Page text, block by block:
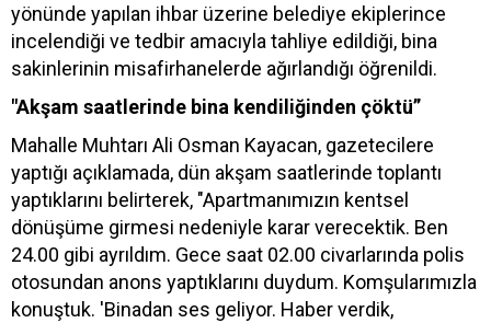
yönünde yapılan ihbar üzerine belediye ekiplerince
incelendiği ve tedbir amacıyla tahliye edildiği, bina
sakinlerinin misafirhanelerde ağırlandığı öğrenildi.
"Akşam saatlerinde bina kendiliğinden çöktü”
Mahalle Muhtarı Ali Osman Kayacan, gazetecilere
yaptığı açıklamada, dün akşam saatlerinde toplantı
yaptıklarını belirterek, "Apartmanımızın kentsel
dönüşüme girmesi nedeniyle karar verecektik. Ben
24.00 gibi ayrıldım. Gece saat 02.00 civarlarında polis
otosundan anons yaptıklarını duydum. Komşularımızla
konuştuk. 'Binadan ses geliyor. Haber verdik,